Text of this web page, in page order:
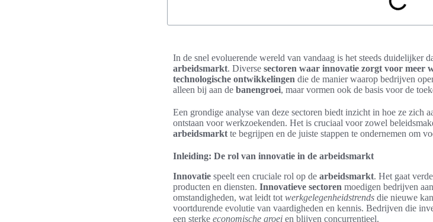
In de snel evoluerende wereld van vandaag is het steeds duidelijker
arbeidsmarkt. Diverse sectoren waar innovatie zorgt voor meer
technologische ontwikkelingen die de manier waarop bedrijven
alleen bij aan de banengroei, maar vormen ook de basis voor de
Een grondige analyse van deze sectoren biedt inzicht in hoe ze zich
ontstaan voor werkzoekenden. Het is cruciaal voor zowel
arbeidsmarkt te begrijpen en de juiste stappen te ondernemen om
Inleiding: De rol van innovatie in de arbeidsmarkt
Innovatie speelt een cruciale rol op de arbeidsmarkt. Het gaat
producten en diensten. Innovatieve sectoren moedigen bedrijven
omstandigheden, wat leidt tot werkgelegenheidstrends die nieuwe
voortdurende evolutie van vaardigheden en kennis. Bedrijven die
een sterke economische groei en blijven concurrentieel.